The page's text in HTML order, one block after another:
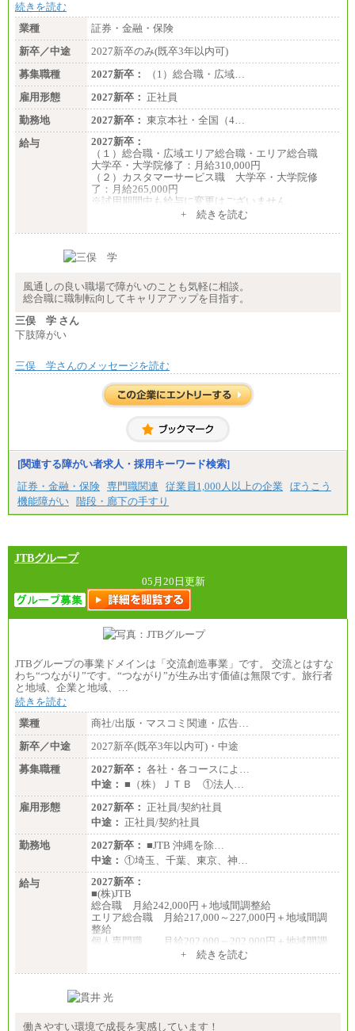
川口 ：時給1,150円～
大阪 ：時給1,177円～1,400円
佐世保：時給1,035円～
沖縄 ：時給1,025円～1,350円
※給与は実務経験・職種・配属部署によって異なり
ます
※交通費：月5万円まで
続きを読む
業種
証券・金融・保険
新卒／中途
2027新卒のみ(既卒3年以内可)
募集職種
2027新卒：
（1）総合職・広域…
雇用形態
2027新卒： 正社員
勤務地
2027新卒： 東京本社・全国（4…
給与
2027新卒：
（１）総合職・広域エリア総合職・エリア総合職
大学卒・大学院修了：月給310,000円
（２）カスタマーサービス職 大学卒・大学院修
了：月給265,000円
※試用期間中も給与に変更はございません
+ 続きを読む
風通しの良い職場で障がいのことも気軽に相談。
総合職に職制転向してキャリアアップを目指す。
三俣 学 さん
下肢障がい
三俣 学さんのメッセージを読む
[関連する障がい者求人・採用キーワード検索]
証券・金融・保険 専門職関連 従業員1,000人以上の企業
ぼうこう
機能障がい 階段・廊下の手すり
JTBグループ
05月20日更新
JTBグループの事業ドメインは「交流創造事業」です。 交流とはすな
わち“つながり”です。“つながり”が生み出す価値は無限です。旅行者
と地域、企業と地域、…
続きを読む
業種
商社/出版・マスコミ関連・広告…
新卒／中途
2027新卒(既卒3年以内可)・中途
募集職種
2027新卒： 各社・各コースによ…
中途： ■（株）ＪＴＢ ①法人…
雇用形態
2027新卒： 正社員/契約社員
中途： 正社員/契約社員
勤務地
2027新卒： ■JTB 沖縄を除…
中途： ①埼玉、千葉、東京、神…
給与
2027新卒：
■(株)JTB
総合職 月給242,000円＋地域間調整給
エリア総合職 月給217,000～227,000円＋地域間調
整給
個人専門職 月給202,000～202,000円＋地域間調
総合職 月給208,000～235,000円
※詳細はJTBキャリアサイトよりご確認ください。
+ 続きを読む
働きやすい環境で成長を実感しています！